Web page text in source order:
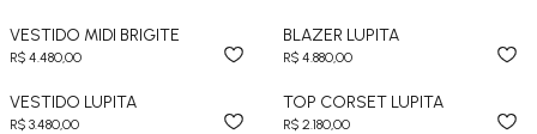
VESTIDO MIDI BRIGITE
R$ 4.480,00
BLAZER LUPITA
R$ 4.880,00
VESTIDO LUPITA
R$ 3.480,00
TOP CORSET LUPITA
R$ 2.180,00